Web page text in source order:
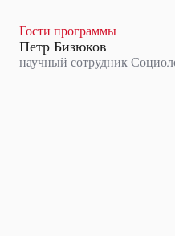
Гости программы
Петр Бизюков
научный сотрудник